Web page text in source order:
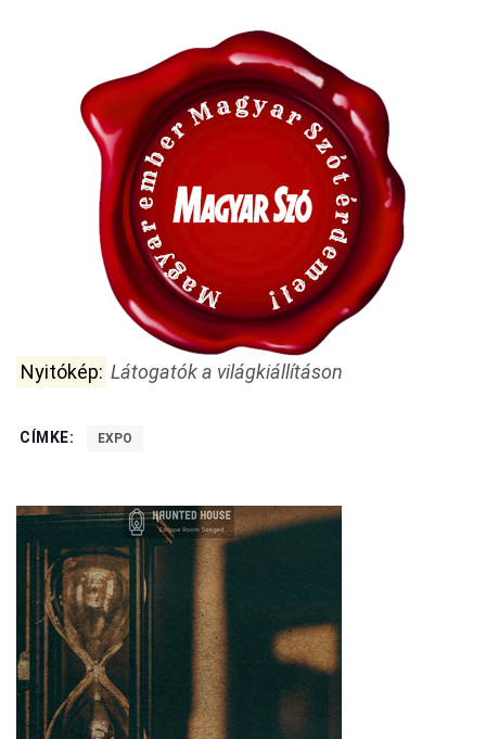
Nyitókép: Látogatók a világkiállításon
CÍMKE: EXPO